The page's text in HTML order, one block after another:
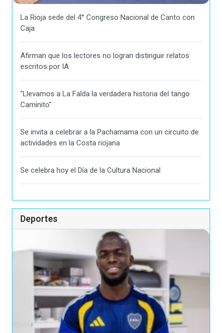
La Rioja sede del 4° Congreso Nacional de Canto con
Caja
Afirman que los lectores no logran distinguir relatos
escritos por IA
"Llevamos a La Falda la verdadera historia del tango
Caminito"
Se invita a celebrar a la Pachamama con un circuito de
actividades en la Costa riojana
Se celebra hoy el Día de la Cultura Nacional
Deportes